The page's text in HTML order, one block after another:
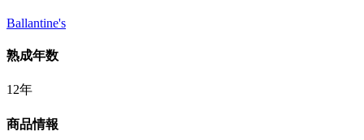
Ballantine's
熟成年数
12年
商品情報